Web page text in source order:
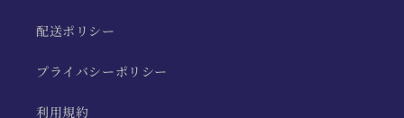
配送ポリシー
プライバシーポリシー
利用規約